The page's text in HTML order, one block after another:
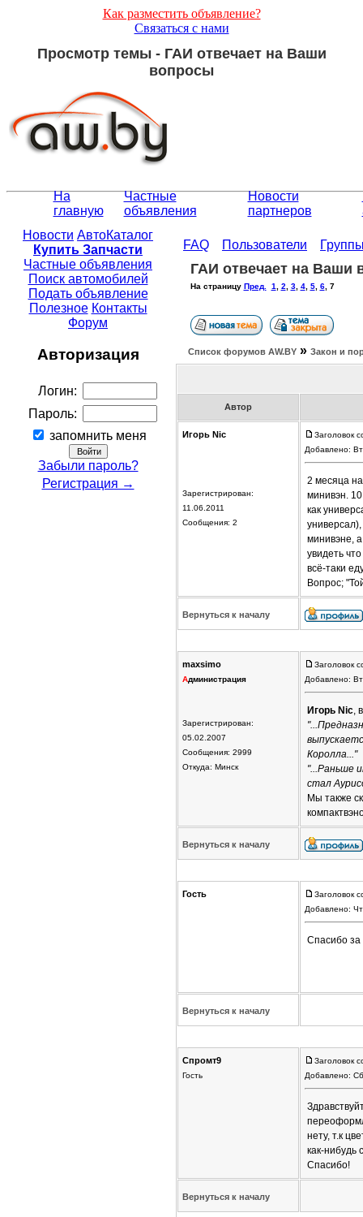
Как разместить объявление?
Связаться с нами
Просмотр темы - ГАИ отвечает на Ваши
вопросы
На
главную
Частные
объявления
Новости
партнеров
Новости АвтоКаталог
Купить Запчасти
Частные объявления
Поиск автомобилей
Подать объявление
Полезное Контакты
Форум
Авторизация
Логин:
Пароль:
запомнить меня
Забыли пароль?
Регистрация →
FAQ Пользователи
ГАИ отвечает на Ваши
На страницу Пред. 1 2 3, 4, 5, 6, 7
Список форумов АW.BY » Закон и
Автор
Игорь Nic
Зарегистрирован:
11.06.2011
Сообщения: 2
Заголовок
Добавлено:
2 месяца
минивэн.
как
минивэне,
увидеть
всё-таки
Вопрос;
Вернуться к началу
maxsimo
Администрация
Зарегистрирован:
05.02.2007
Сообщения: 2999
Откуда: Минск
Заголовок
Добавлено:
Игорь Nic,
Королла..."
"...Раньше
стал
Мы также
Вернуться к началу
Гость
Заголовок
Добавлено:
Спасибо за
Вернуться к началу
Спромт9
Гость
Заголовок
Добавлено:
нету, т.к
как-нибудь
Спасибо!
Вернуться к началу